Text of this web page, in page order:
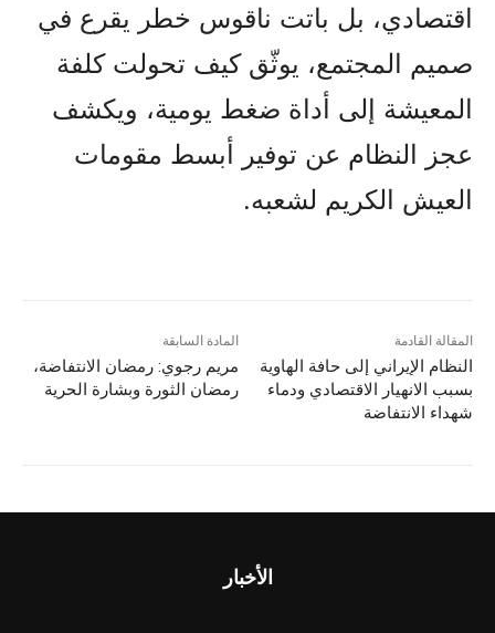
اقتصادي، بل باتت ناقوس خطر يقرع في
صميم المجتمع، يوثّق كيف تحولت كلفة
المعيشة إلى أداة ضغط يومية، ويكشف
عجز النظام عن توفير أبسط مقومات
العيش الكريم لشعبه.
المادة السابقة
مريم رجوي:‌ رمضان الانتفاضة،
رمضان الثورة وبشارة الحرية
المقالة القادمة
النظام الإيراني إلى حافة الهاوية
بسبب الانهيار الاقتصادي ودماء
شهداء الانتفاضة
الأخبار